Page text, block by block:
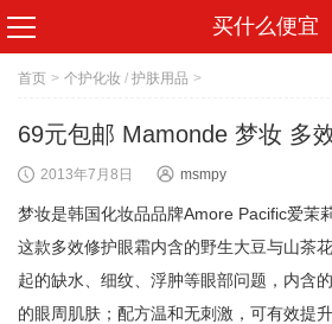
买什么便宜
首页 > 个护化妆 / 护肤用品 >
69元包邮 Mamonde 梦妆 多
2013年7月8日 msmpy
梦妆是韩国化妆品品牌Amore Pacific爱茉
这款多效修护眼霜内含的野生大豆与山茶
起的缺水、细纹、浮肿等眼部问题，内含
的眼周肌肤；配方温和无刺激，可有效提